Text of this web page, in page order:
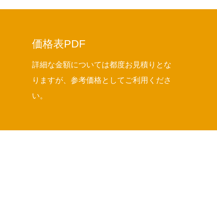
価格表PDF
詳細な金額については都度お見積りとな
りますが、参考価格としてご利用くださ
い。